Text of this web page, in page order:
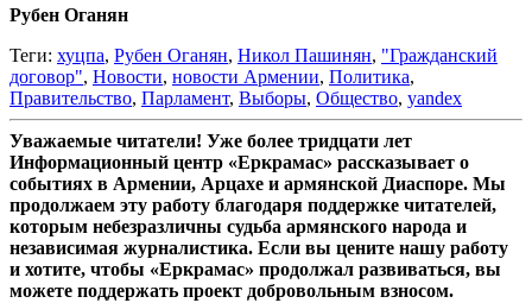
Рубен Оганян
Теги: хуцпа, Рубен Оганян, Никол Пашинян, "Гражданский
договор", Новости, новости Армении, Политика,
Правительство, Парламент, Выборы, Общество, yandex
Уважаемые читатели! Уже более тридцати лет
Информационный центр «Еркрамас» рассказывает о
событиях в Армении, Арцахе и армянской Диаспоре. Мы
продолжаем эту работу благодаря поддержке читателей,
которым небезразличны судьба армянского народа и
независимая журналистика. Если вы цените нашу работу
и хотите, чтобы «Еркрамас» продолжал развиваться, вы
можете поддержать проект добровольным взносом.